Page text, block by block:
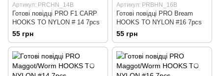
Артикул: PRCHN_14B
Готовi повiдцi PRO F1 CARP
HOOKS TO NYLON # 14 7pcs
55 грн
Артикул: PRBHN_16B
Готовi повiдцi PRO Bream
HOOKS TO NYLON #16 7pcs
55 грн